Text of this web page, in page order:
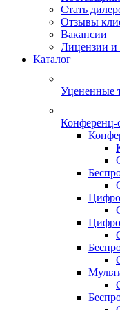
Стать
Отзывы
Вакансии
Лицензии и
Каталог
Уцененные
Конференц-